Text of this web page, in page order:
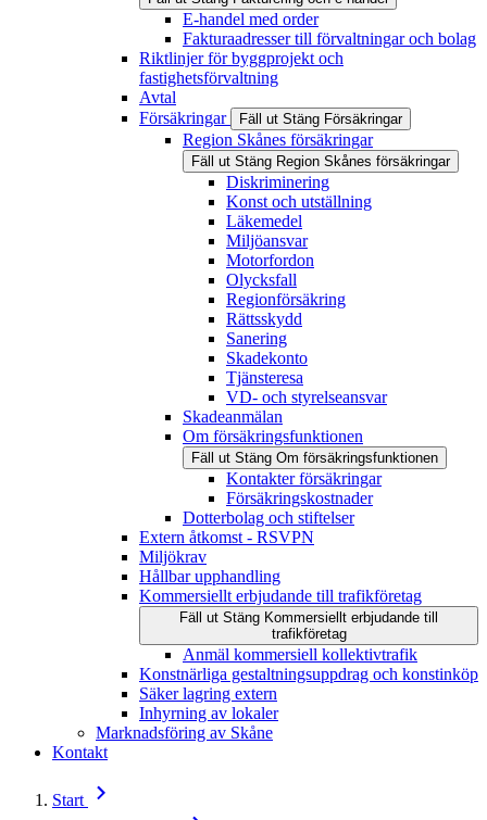
E-handel med order
Fakturaadresser till förvaltningar och bolag
Riktlinjer för byggprojekt och
fastighetsförvaltning
Avtal
Försäkringar
Fäll ut Stäng Försäkringar
Region Skånes försäkringar
Fäll ut Stäng Region Skånes försäkringar
Diskriminering
Konst och utställning
Läkemedel
Miljöansvar
Motorfordon
Olycksfall
Regionförsäkring
Rättsskydd
Sanering
Skadekonto
Tjänsteresa
VD- och styrelseansvar
Skadeanmälan
Om försäkringsfunktionen
Fäll ut Stäng Om försäkringsfunktionen
Kontakter försäkringar
Försäkringskostnader
Dotterbolag och stiftelser
Extern åtkomst - RSVPN
Miljökrav
Hållbar upphandling
Kommersiellt erbjudande till trafikföretag
Fäll ut Stäng Kommersiellt erbjudande till
trafikföretag
Anmäl kommersiell kollektivtrafik
Konstnärliga gestaltningsuppdrag och konstinköp
Säker lagring extern
Inhyrning av lokaler
Marknadsföring av Skåne
Kontakt
Start